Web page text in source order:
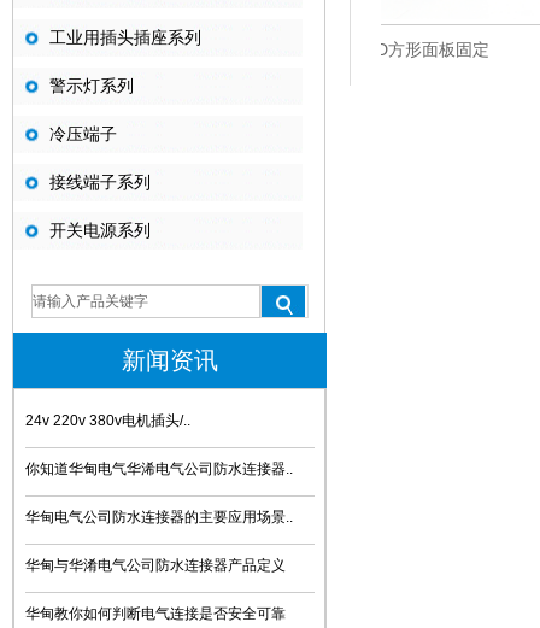
工业用插头插座系列
警示灯系列
冷压端子
接线端子系列
开关电源系列
新闻资讯
24v 220v 380v电机插头/..
你知道华甸电气华浠电气公司防水连接器..
华甸电气公司防水连接器的主要应用场景..
华甸与华淆电气公司防水连接器产品定义
华甸教你如何判断电气连接是否安全可靠
FD方形面板固定 HD方形面板固定